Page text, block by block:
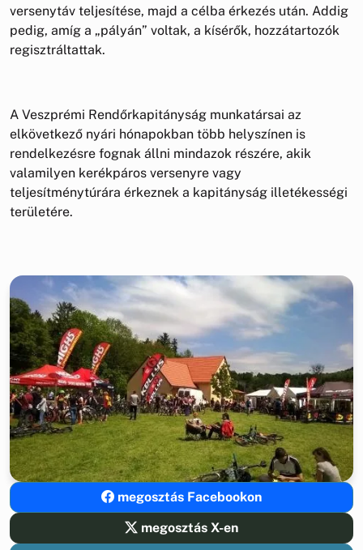
versenytáv teljesítése, majd a célba érkezés után. Addig
pedig, amíg a „pályán” voltak, a kísérők, hozzátartozók
regisztráltattak.
A Veszprémi Rendőrkapitányság munkatársai az
elkövetkező nyári hónapokban több helyszínen is
rendelkezésre fognak állni mindazok részére, akik
valamilyen kerékpáros versenyre vagy
teljesítménytúrára érkeznek a kapitányság illetékességi
területére.
megosztás Facebookon
megosztás X-en